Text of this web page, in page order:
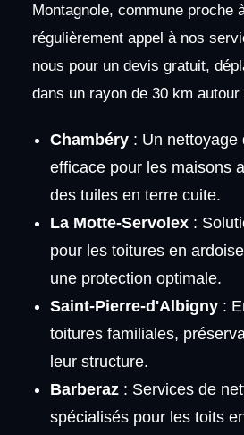
Montagnole, commune proche
régulièrement appel à nos
nous pour un devis gratuit,
dans un rayon de 30 km
Chambéry: Un nettoyage
efficace pour les maisons
des tuiles en terre cuite.
La Motte-Servolex:
pour les toitures en
une protection optimale.
Saint-Pierre-d'Albigny:
toitures familiales,
leur structure.
Barberaz: Services de
spécialisés pour les toits